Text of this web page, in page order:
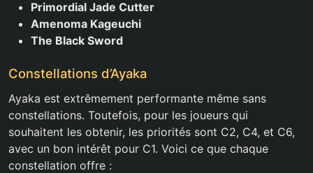
Primordial Jade Cutter
Amenoma Kageuchi
The Black Sword
Constellations d’Ayaka
Ayaka est extrêmement performante même sans
constellations. Toutefois, pour les joueurs qui
souhaitent les obtenir, les priorités sont C2, C4, et C6,
avec un bon intérêt pour C1. Voici ce que chaque
constellation offre :